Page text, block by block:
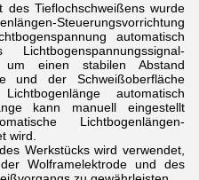
des Tieflochschweißens wurde
Steuerungsvorrichtung
automatisch
um einen stabilen Abstand
und der Schweißoberfläche
automatisch
kann manuell eingestellt
Lichtbogenlängen-
wird.
Werkstücks wird verwendet,
Wolframelektrode und des